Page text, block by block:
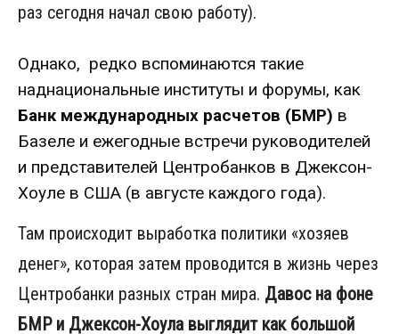
раз сегодня начал свою работу).
Однако, редко вспоминаются такие
наднациональные институты и форумы, как
Банк международных расчетов (БМР) в
Базеле и ежегодные встречи руководителей
и представителей Центробанков в Джексон-
Хоуле в США (в августе каждого года).
Там происходит выработка политики «хозяев
денег», которая затем проводится в жизнь через
Центробанки разных стран мира. Давос на фоне
БМР и Джексон-Хоула выглядит как большой